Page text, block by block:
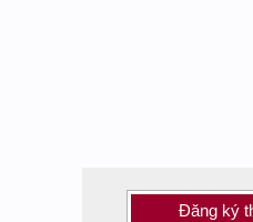
Đăng ký